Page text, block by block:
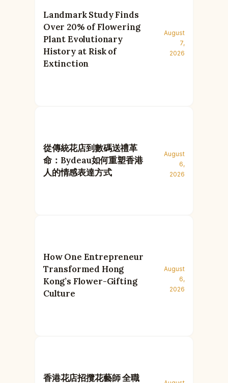
Landmark Study Finds
Over 20% of Flowering
Plant Evolutionary
History at Risk of
Extinction
August
7,
2026
從傳統花店到數碼送禮革
命：Bydeau如何重塑香港
人的情感表達方式
August
6,
2026
How One Entrepreneur
Transformed Hong
Kong’s Flower-Gifting
Culture
August
6,
2026
香港花店招攬花藝師 全職